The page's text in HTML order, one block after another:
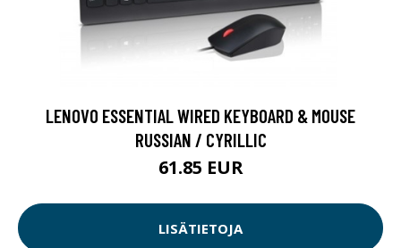
LENOVO ESSENTIAL WIRED KEYBOARD & MOUSE
RUSSIAN / CYRILLIC
61.85 EUR
LISÄTIETOJA